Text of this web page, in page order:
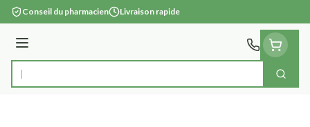
Aller au contenu
Conseil du pharmacien Livraison rapide
Menu
Rechercher